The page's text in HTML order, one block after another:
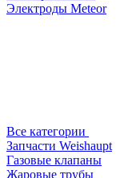
Электроды Meteor
Все категории
Запчасти Weishaupt
Газовые клапаны
Жаровые трубы